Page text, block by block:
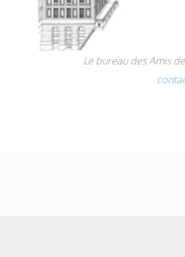
Le bureau des Amis